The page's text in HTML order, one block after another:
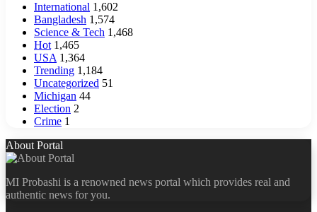
International 1,602
Bangladesh 1,574
Science & Tech 1,468
Hot 1,465
USA 1,364
Trending 1,184
Uncategorized 51
Michigan 44
Election 2
Crime 1
About Portal
MI Probashi is a renowned news portal which provides real and
authentic news for you.